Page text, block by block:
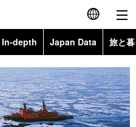
English
简体字
繁體字
In-depth Japan Data 旅と
Topics
Images